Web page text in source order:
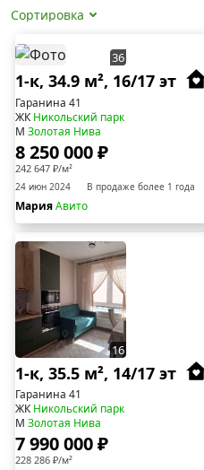
Сортировка
36
1-к, 34.9 м², 16/17 эт
Гаранина 41
ЖКНикольский парк
М Золотая Нива
8 250 000 ₽
242 647 ₽/м²
24 июн 2024 В продаже более 1 года
МарияАвито
16
1-к, 35.5 м², 14/17 эт
Гаранина 41
ЖКНикольский парк
М Золотая Нива
7 990 000 ₽
228 286 ₽/м²